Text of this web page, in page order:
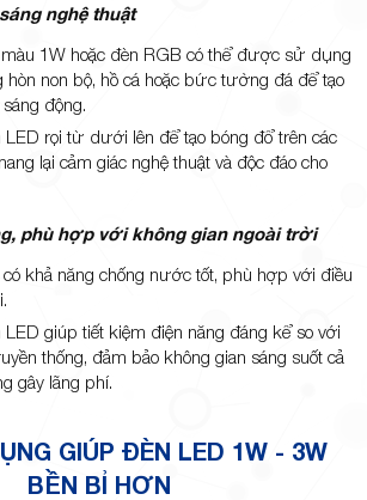
nghệ thuật
1W hoặc đèn RGB có thể được sử dụng
hòn non bộ, hồ cá hoặc bức tường đá để tạo
động.
rọi từ dưới lên để tạo bóng đổ trên các
lại cảm giác nghệ thuật và độc đáo cho
phù hợp với không gian ngoài trời
khả năng chống nước tốt, phù hợp với điều
giúp tiết kiệm điện năng đáng kể so với
thống, đảm bảo không gian sáng suốt cả
gây lãng phí.
GIÚP ĐÈN LED 1W - 3W
BỀN BỈ HƠN